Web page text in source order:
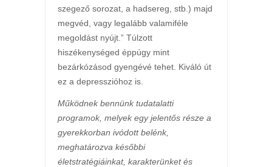
szegező sorozat, a hadsereg, stb.) majd
megvéd, vagy legalább valamiféle
megoldást nyújt.” Túlzott
hiszékenységed éppúgy mint
bezárkózásod gyengévé tehet. Kiváló út
ez a depresszióhoz is.
Működnek bennünk tudatalatti
programok, melyek egy jelentős része a
gyerekkorban ivódott belénk,
meghatározva későbbi
életstratégiáinkat, karakterünket és